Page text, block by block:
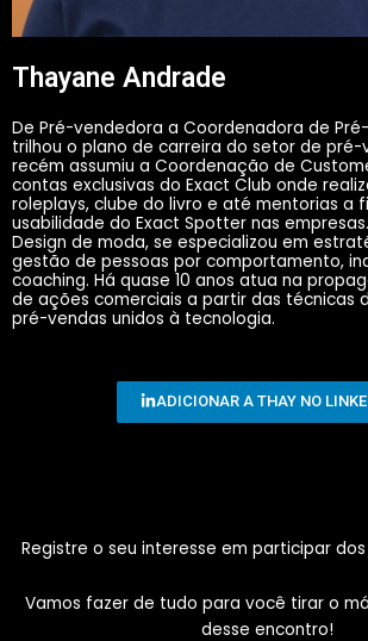
Thayane Andrade
De Pré-vendedora a Coordenadora de
trilhou o plano de carreira do setor de pré-
recém assumiu a Coordenação de
contas exclusivas do Exact Club onde
roleplays, clube do livro e até mentorias a
usabilidade do Exact Spotter nas
Design de moda, se especializou em
gestão de pessoas por comportamento,
coaching. Há quase 10 anos atua na
de ações comerciais a partir das técnicas
pré-vendas unidos à tecnologia.
ADICIONAR A THAY NO
Registre o seu interesse em participar
Vamos fazer de tudo para você tirar o
desse encontro!